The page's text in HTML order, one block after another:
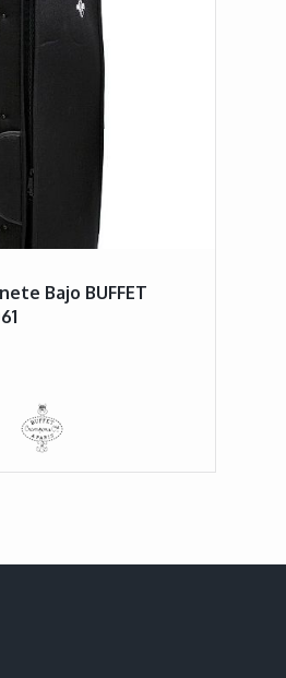
Bajo BUFFET